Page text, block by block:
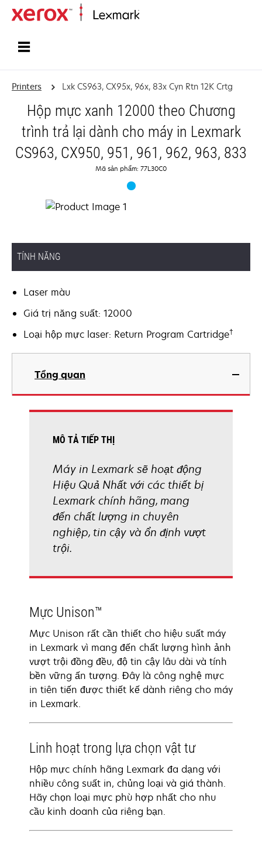
Printers Lxk CS963, CX95x, 96x, 83x Cyn Rtn 12K Crtg
Hộp mực xanh 12000 theo Chương
trình trả lại dành cho máy in Lexmark
CS963, CX950, 951, 961, 962, 963, 833
Mã sản phẩm: 77L30C0
TÍNH NĂNG
Laser màu
Giá trị năng suất: 12000
Loại hộp mực laser: Return Program Cartridge†
Tổng quan
MÔ TẢ TIẾP THỊ
Máy in Lexmark sẽ hoạt động
Hiệu Quả Nhất với các thiết bị
Lexmark chính hãng, mang
đến chất lượng in chuyên
nghiệp, tin cậy và ổn định vượt
trội.
Mực Unison™
Mực Unison rất cần thiết cho hiệu suất máy
in Lexmark vì mang đến chất lượng hình ảnh
vượt trội đồng đều, độ tin cậy lâu dài và tính
bền vững ấn tượng. Đây là công nghệ mực
in tiên tiến được thiết kế dành riêng cho máy
in Lexmark.
Linh hoạt trong lựa chọn vật tư
Hộp mực chính hãng Lexmark đa dạng với
nhiều công suất in, chủng loại và giá thành.
Hãy chọn loại mực phù hợp nhất cho nhu
cầu kinh doanh của riêng bạn.